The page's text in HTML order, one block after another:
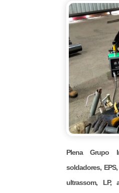
Plena Grupo
soldadores,
ultrassom, LP,